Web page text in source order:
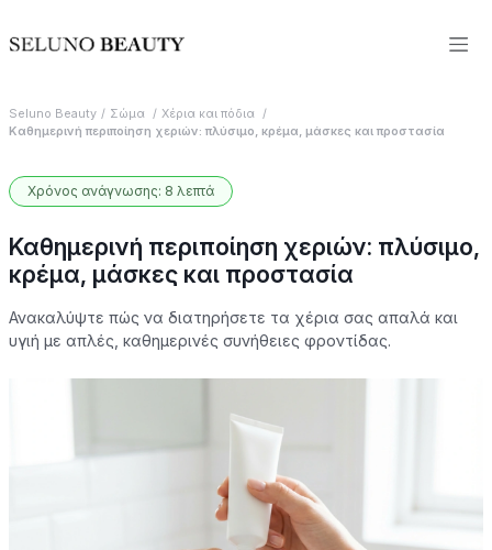
Seluno Beauty Σώμα
Χέρια και πόδια
Καθημερινή περιποίηση χεριών: πλύσιμο, κρέμα, μάσκες και προστασία
Χρόνος ανάγνωσης: 8 λεπτά
Καθημερινή περιποίηση χεριών: πλύσιμο,
κρέμα, μάσκες και προστασία
Ανακαλύψτε πώς να διατηρήσετε τα χέρια σας απαλά και
υγιή με απλές, καθημερινές συνήθειες φροντίδας.